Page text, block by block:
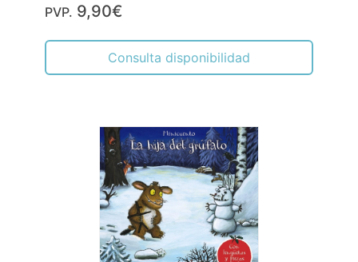
PVP. 9,90€
Consulta disponibilidad